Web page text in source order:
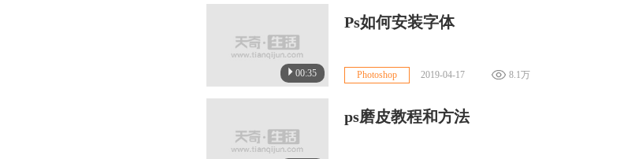
00:35
Ps如何安装字体
Photoshop 2019-04-17 8.1万
ps磨皮教程和方法